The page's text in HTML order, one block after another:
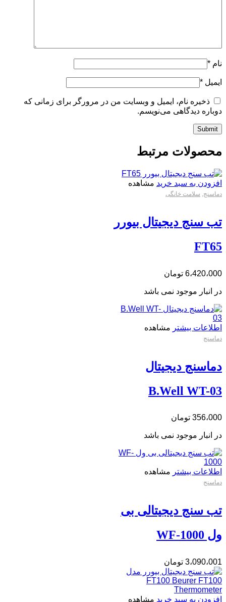
نام *
ایمیل *
ذخیره نام، ایمیل و وبسایت من در مرورگر برای زمانی که
دوباره دیدگاهی می‌نویسم.
محصولات مرتبط
افزودن به سبد خرید مشاهده
دماسنج, سلامت خانگی
تب سنج دیجیتال بیورر
FT65
6،420،000 تومان
در انبار موجود نمی باشد
اطلاعات بیشتر مشاهده
دماسنج
دماسنج دیجیتال
B.Well WT-03
356،000 تومان
در انبار موجود نمی باشد
اطلاعات بیشتر مشاهده
دماسنج
تب سنج دیجیتالی بی
ول WF-1000
3،090،001 تومان
افزودن به سبد خرید مشاهده